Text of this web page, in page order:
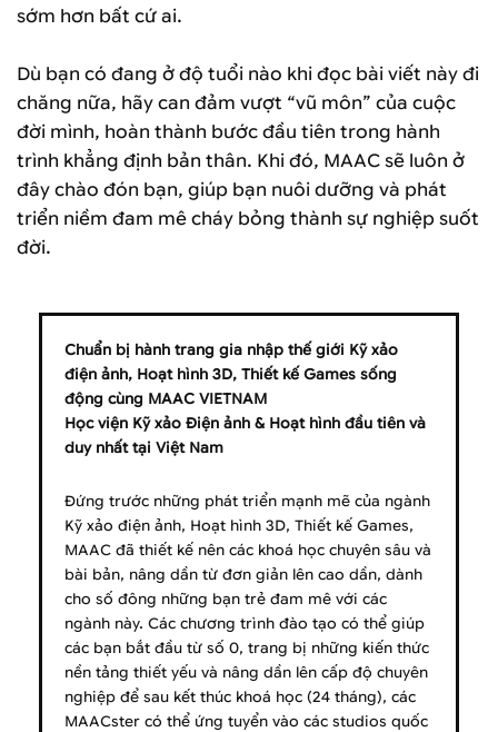
sớm hơn bất cứ ai.
Dù bạn có đang ở độ tuổi nào khi đọc bài viết này đi
chăng nữa, hãy can đảm vượt “vũ môn” của cuộc
đời mình, hoàn thành bước đầu tiên trong hành
trình khẳng định bản thân. Khi đó, MAAC sẽ luôn ở
đây chào đón bạn, giúp bạn nuôi dưỡng và phát
triển niềm đam mê cháy bỏng thành sự nghiệp suốt
đời.
Chuẩn bị hành trang gia nhập thế giới Kỹ xảo
điện ảnh, Hoạt hình 3D, Thiết kế Games sống
động cùng MAAC VIETNAM
Học viện Kỹ xảo Điện ảnh & Hoạt hình đầu tiên và
duy nhất tại Việt Nam
Đứng trước những phát triển mạnh mẽ của ngành
Kỹ xảo điện ảnh, Hoạt hình 3D, Thiết kế Games,
MAAC đã thiết kế nên các khoá học chuyên sâu và
bài bản, nâng dần từ đơn giản lên cao dần, dành
cho số đông những bạn trẻ đam mê với các
ngành này. Các chương trình đào tạo có thể giúp
các bạn bắt đầu từ số 0, trang bị những kiến thức
nền tảng thiết yếu và nâng dần lên cấp độ chuyên
nghiệp để sau kết thúc khoá học (24 tháng), các
MAACster có thể ứng tuyển vào các studios quốc